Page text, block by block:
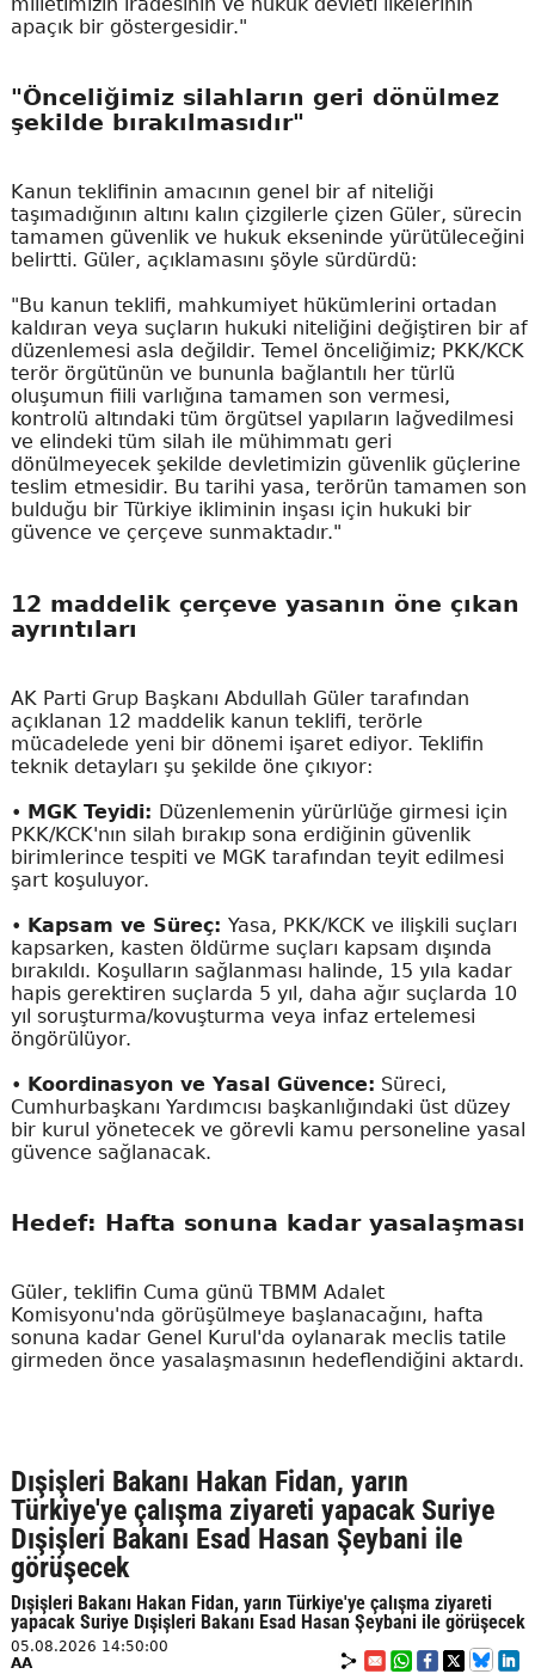
apaçık bir göstergesidir."
"Önceliğimiz silahların geri dönülmez
şekilde bırakılmasıdır"
Kanun teklifinin amacının genel bir af niteliği
taşımadığının altını kalın çizgilerle çizen Güler, sürecin
tamamen güvenlik ve hukuk ekseninde yürütüleceğini
belirtti. Güler, açıklamasını şöyle sürdürdü:
"Bu kanun teklifi, mahkumiyet hükümlerini ortadan
kaldıran veya suçların hukuki niteliğini değiştiren bir af
düzenlemesi asla değildir. Temel önceliğimiz; PKK/KCK
terör örgütünün ve bununla bağlantılı her türlü
oluşumun fiili varlığına tamamen son vermesi,
kontrolü altındaki tüm örgütsel yapıların lağvedilmesi
ve elindeki tüm silah ile mühimmatı geri
dönülmeyecek şekilde devletimizin güvenlik güçlerine
teslim etmesidir. Bu tarihi yasa, terörün tamamen son
bulduğu bir Türkiye ikliminin inşası için hukuki bir
güvence ve çerçeve sunmaktadır."
12 maddelik çerçeve yasanın öne çıkan
ayrıntıları
AK Parti Grup Başkanı Abdullah Güler tarafından
açıklanan 12 maddelik kanun teklifi, terörle
mücadelede yeni bir dönemi işaret ediyor. Teklifin
teknik detayları şu şekilde öne çıkıyor:
• MGK Teyidi: Düzenlemenin yürürlüğe girmesi için
PKK/KCK'nın silah bırakıp sona erdiğinin güvenlik
birimlerince tespiti ve MGK tarafından teyit edilmesi
şart koşuluyor.
• Kapsam ve Süreç: Yasa, PKK/KCK ve ilişkili suçları
kapsarken, kasten öldürme suçları kapsam dışında
bırakıldı. Koşulların sağlanması halinde, 15 yıla kadar
hapis gerektiren suçlarda 5 yıl, daha ağır suçlarda 10
yıl soruşturma/kovuşturma veya infaz ertelemesi
öngörülüyor.
• Koordinasyon ve Yasal Güvence: Süreci,
Cumhurbaşkanı Yardımcısı başkanlığındaki üst düzey
bir kurul yönetecek ve görevli kamu personeline yasal
güvence sağlanacak.
Hedef: Hafta sonuna kadar yasalaşması
Güler, teklifin Cuma günü TBMM Adalet
Komisyonu'nda görüşülmeye başlanacağını, hafta
sonuna kadar Genel Kurul'da oylanarak meclis tatile
girmeden önce yasalaşmasının hedeflendiğini aktardı.
Dışişleri Bakanı Hakan Fidan, yarın
Türkiye'ye çalışma ziyareti yapacak Suriye
Dışişleri Bakanı Esad Hasan Şeybani ile
görüşecek
Dışişleri Bakanı Hakan Fidan, yarın Türkiye'ye çalışma ziyareti
yapacak Suriye Dışişleri Bakanı Esad Hasan Şeybani ile görüşecek
05.08.2026 14:50:00
AA